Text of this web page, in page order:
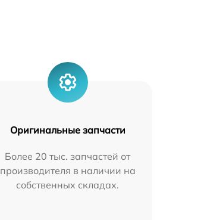
Оригинальные запчасти
Более 20 тыс. запчастей от
производителя в наличии на
собственных складах.